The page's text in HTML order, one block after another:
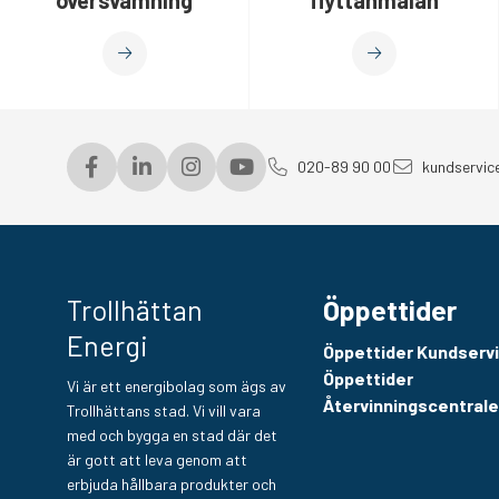
020-89 90 00
Trollhättan
Energi
Vi är ett energibolag som ägs av
Trollhättans stad. Vi vill vara
med och bygga en stad där det
är gott att leva genom att
erbjuda hållbara produkter och
Öppettider
Öppettider
Öppettider